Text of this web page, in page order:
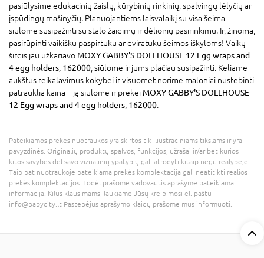
pasiūlysime edukacinių žaislų, kūrybinių rinkinių, spalvingų lėlyčių ar
įspūdingų mašinyčių. Planuojantiems laisvalaikį su visa šeima
siūlome susipažinti su stalo žaidimų ir dėlionių pasirinkimu. Ir, žinoma,
pasirūpinti vaikišku paspirtuku ar dviratuku šeimos iškyloms! Vaikų
širdis jau užkariavo MOXY GABBY'S DOLLHOUSE 12 Egg wraps and
4 egg holders, 162000 , siūlome ir jums plačiau susipažinti. Keliame
aukštus reikalavimus kokybei ir visuomet norime maloniai nustebinti
patrauklia kaina – ją siūlome ir prekei MOXY GABBY'S DOLLHOUSE
12 Egg wraps and 4 egg holders, 162000.
Pateikiamos prekės nuotraukos yra skirtos tik iliustraciniams tikslams ir yra
pavyzdinės. Originalių produktų spalvos, funkcijos, užrašai ir/ar bet kurios
kitos savybės dėl savo vizualinių ypatybių gali atrodyti kitaip negu realybėje.
Taip pat nuotraukoje pateikiama prekės komplektacija gali neatitikti realios
prekės komplektacijos. Todėl prašome vadovautis aprašyme pateikiama
informacija. Kilus klausimams, laukiame Jūsų kreipimosi el. paštu
info@babycity.lt Pastebėjus aprašymo klaidų prašome mus informuoti.